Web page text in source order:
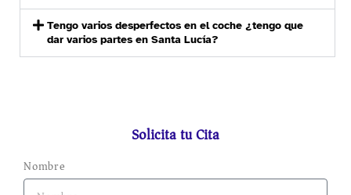
Tengo varios desperfectos en el coche ¿tengo que
dar varios partes en Santa Lucía?
Solicita tu Cita
Nombre